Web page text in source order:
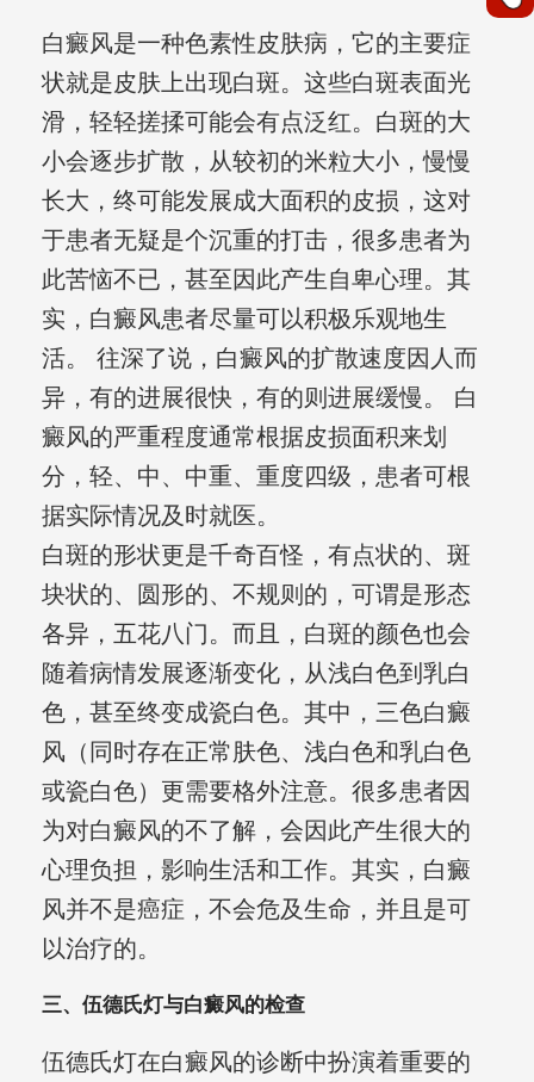
白癜风是一种色素性皮肤病，它的主要症
状就是皮肤上出现白斑。这些白斑表面光
滑，轻轻搓揉可能会有点泛红。白斑的大
小会逐步扩散，从较初的米粒大小，慢慢
长大，终可能发展成大面积的皮损，这对
于患者无疑是个沉重的打击，很多患者为
此苦恼不已，甚至因此产生自卑心理。其
实，白癜风患者尽量可以积极乐观地生
活。 往深了说，白癜风的扩散速度因人而
异，有的进展很快，有的则进展缓慢。 白
癜风的严重程度通常根据皮损面积来划
分，轻、中、中重、重度四级，患者可根
据实际情况及时就医。
白斑的形状更是千奇百怪，有点状的、斑
块状的、圆形的、不规则的，可谓是形态
各异，五花八门。而且，白斑的颜色也会
随着病情发展逐渐变化，从浅白色到乳白
色，甚至终变成瓷白色。其中，三色白癜
风（同时存在正常肤色、浅白色和乳白色
或瓷白色）更需要格外注意。很多患者因
为对白癜风的不了解，会因此产生很大的
心理负担，影响生活和工作。其实，白癜
风并不是癌症，不会危及生命，并且是可
以治疗的。
三、伍德氏灯与白癜风的检查
伍德氏灯在白癜风的诊断中扮演着重要的